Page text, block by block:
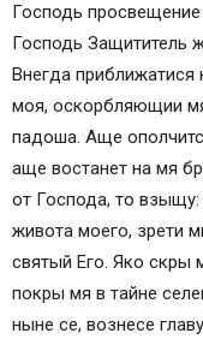
Господь
Господь Защититель
Внегда
моя, оскорбляющии
падоша. Аще
аще востанет на мя
от Господа, то
живота моего, зрети
святый Его. Яко скры
покры мя в тайне
ныне се, вознесе